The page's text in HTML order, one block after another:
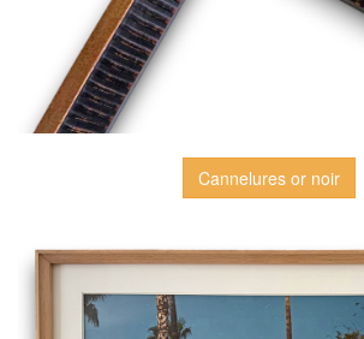
Cannelures or noir